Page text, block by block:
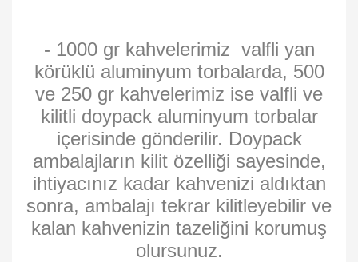
- 1000 gr kahvelerimiz valfli yan
körüklü aluminyum torbalarda, 500
ve 250 gr kahvelerimiz ise valfli ve
kilitli doypack aluminyum torbalar
içerisinde gönderilir. Doypack
ambalajların kilit özelliği sayesinde,
ihtiyacınız kadar kahvenizi aldıktan
sonra, ambalajı tekrar kilitleyebilir ve
kalan kahvenizin tazeliğini korumuş
olursunuz.